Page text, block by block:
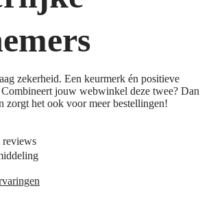
zekerheid. Een keurmerk én positieve
jouw webwinkel deze twee? Dan
zorgt het ook voor meer bestellingen!
reviews